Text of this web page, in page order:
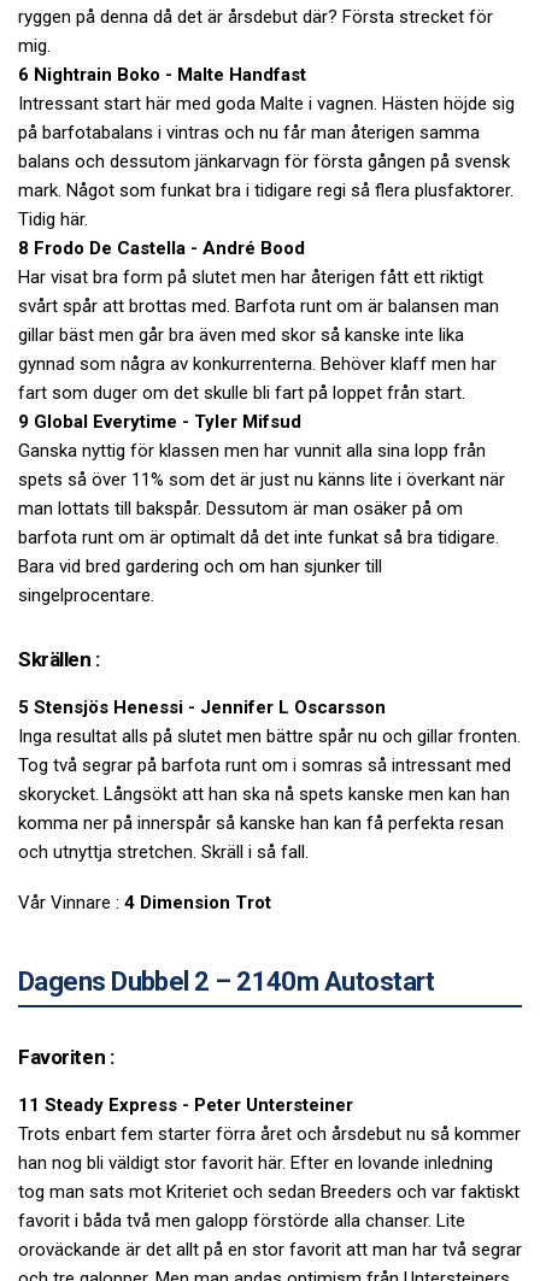
ryggen på denna då det är årsdebut där? Första strecket för
mig.
6 Nightrain Boko - Malte Handfast
Intressant start här med goda Malte i vagnen. Hästen höjde sig
på barfotabalans i vintras och nu får man återigen samma
balans och dessutom jänkarvagn för första gången på svensk
mark. Något som funkat bra i tidigare regi så flera plusfaktorer.
Tidig här.
8 Frodo De Castella - André Bood
Har visat bra form på slutet men har återigen fått ett riktigt
svårt spår att brottas med. Barfota runt om är balansen man
gillar bäst men går bra även med skor så kanske inte lika
gynnad som några av konkurrenterna. Behöver klaff men har
fart som duger om det skulle bli fart på loppet från start.
9 Global Everytime - Tyler Mifsud
Ganska nyttig för klassen men har vunnit alla sina lopp från
spets så över 11% som det är just nu känns lite i överkant när
man lottats till bakspår. Dessutom är man osäker på om
barfota runt om är optimalt då det inte funkat så bra tidigare.
Bara vid bred gardering och om han sjunker till
singelprocentare.
Skrällen :
5 Stensjös Henessi - Jennifer L Oscarsson
Inga resultat alls på slutet men bättre spår nu och gillar fronten.
Tog två segrar på barfota runt om i somras så intressant med
skorycket. Långsökt att han ska nå spets kanske men kan han
komma ner på innerspår så kanske han kan få perfekta resan
och utnyttja stretchen. Skräll i så fall.
Vår Vinnare : 4 Dimension Trot
Dagens Dubbel 2 – 2140m Autostart
Favoriten :
11 Steady Express - Peter Untersteiner
Trots enbart fem starter förra året och årsdebut nu så kommer
han nog bli väldigt stor favorit här. Efter en lovande inledning
tog man sats mot Kriteriet och sedan Breeders och var faktiskt
favorit i båda två men galopp förstörde alla chanser. Lite
oroväckande är det allt på en stor favorit att man har två segrar